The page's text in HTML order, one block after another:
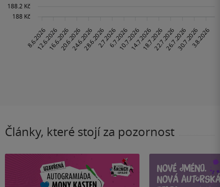
Články, které stojí za pozornost